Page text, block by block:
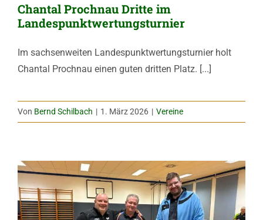
Chantal Prochnau Dritte im
Landespunktwertungsturnier
Im sachsenweiten Landespunktwertungsturnier holt
Chantal Prochnau einen guten dritten Platz. [...]
Von Bernd Schilbach | 1. März 2026 | Vereine